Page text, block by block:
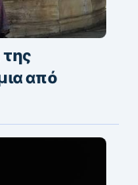
της
από